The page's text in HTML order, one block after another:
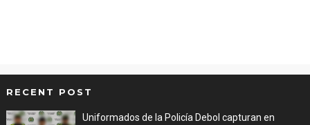
RECENT POST
Uniformados de la Policía Debol capturan en